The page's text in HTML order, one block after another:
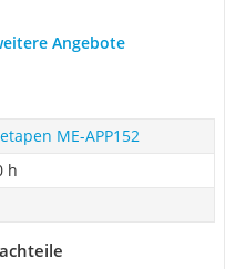
Angebote
ME-APP152
h